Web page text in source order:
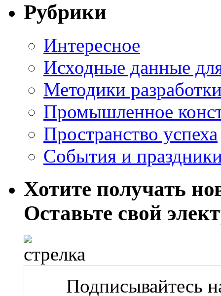
Рубрики
Интересное
Исходные данные
Методики
Промышленное
Пространство успеха
События и
Хотите получать
Оставьте свой
Подписывайтесь